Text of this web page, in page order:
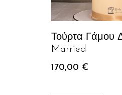
Τούρτα Γάμου
Married
170,00 €